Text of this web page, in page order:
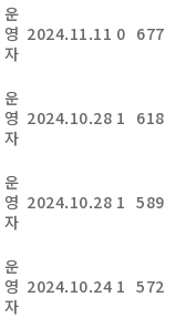
운
영
자
2024.11.11 0 677
운
영
자
2024.10.28 1 618
운
영
자
2024.10.28 1 589
운
영
자
2024.10.24 1 572